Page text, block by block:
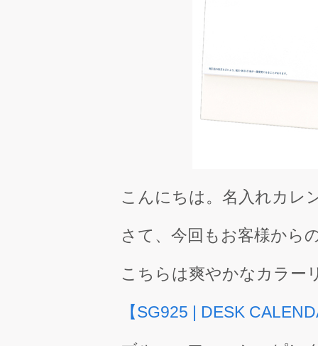
こんにちは。名入れカレ
さて、今回もお客様から
こちらは爽やかなカラー
【SG925 | DESK